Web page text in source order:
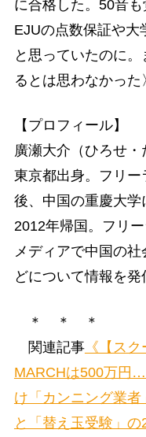
に合格した。50音
EJUの点数保証や大
と思っていたのに
るとは思わなかった
【プロフィール】
廣瀬大介（ひろせ・
東京都出身。フリ
後、中国の重慶大
2012年帰国。フリ
メディアで中国の
どについて情報を発
＊ ＊ ＊
関連記事《【スク
MARCHは500万円
け「カンニング業
と「替え玉受験」の